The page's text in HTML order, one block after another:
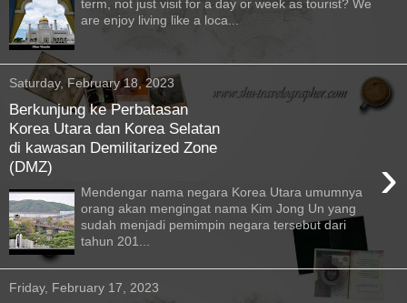
term, not just visit for a day or week as tourist? We
are enjoy living like a loca...
Saturday, February 18, 2023
Berkunjung ke Perbatasan
Korea Utara dan Korea Selatan
di kawasan Demilitarized Zone
(DMZ)
›
Mendengar nama negara Korea Utara umumnya
orang akan mengingat nama Kim Jong Un yang
sudah menjadi pemimpin negara tersebut dari
tahun 201...
Friday, February 17, 2023